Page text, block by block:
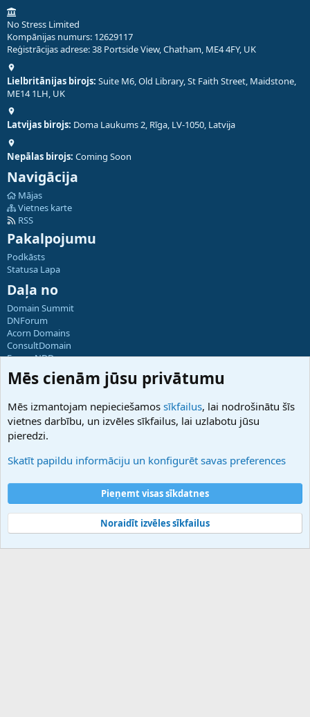
No Stress Limited
Kompānijas numurs: 12629117
Reģistrācijas adrese: 38 Portside View, Chatham, ME4 4FY, UK
Lielbritānijas birojs: Suite M6, Old Library, St Faith Street, Maidstone,
ME14 1LH, UK
Latvijas birojs: Doma Laukums 2, Rīga, LV-1050, Latvija
Nepālas birojs: Coming Soon
Navigācija
Mājas
Vietnes karte
RSS
Pakalpojumu
Podkāsts
Statusa Lapa
Daļa no
Domain Summit
DNForum
Acorn Domains
ConsultDomain
ForumNDD
Domainforum.ro
27.be
Hostmaria
Atbalsts
Palīdzība
Noteikumi un nosacījumi
Privātuma politika
Community platform by XenForo® © 2010-2025 XenForo Ltd.
Mēs cienām jūsu privātumu
Mēs izmantojam nepieciešamos sīkfailus, lai nodrošinātu šīs
vietnes darbību, un izvēles sīkfailus, lai uzlabotu jūsu
pieredzi.
Skatīt papildu informāciju un konfigurēt savas preferences
Pieņemt visas sīkdatnes
Noraidīt izvēles sīkfailus